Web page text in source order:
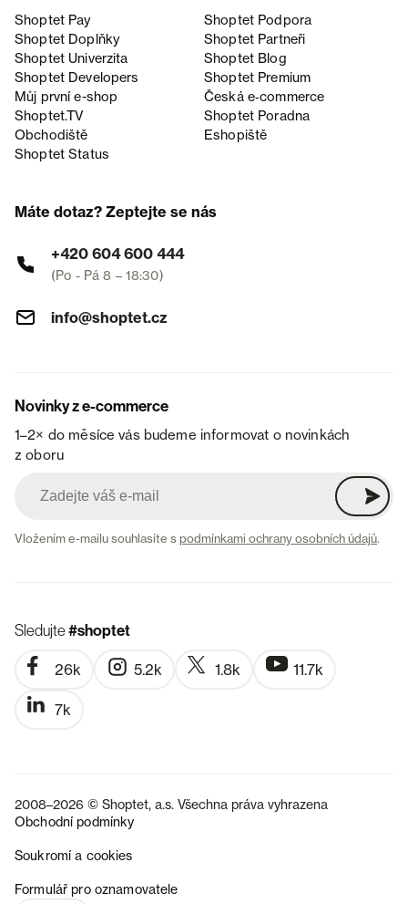
Shoptet Pay
Shoptet Podpora
Shoptet Doplňky
Shoptet Partneři
Shoptet Univerzita
Shoptet Blog
Shoptet Developers
Shoptet Premium
Můj první e-shop
Česká e‑commerce
Shoptet.TV
Shoptet Poradna
Obchodiště
Eshopiště
Shoptet Status
Máte dotaz? Zeptejte se nás
+420 604 600 444
(Po - Pá 8 – 18:30)
info@shoptet.cz
Novinky z e-commerce
1–2× do měsíce vás budeme informovat o novinkách
z oboru
Vložením e-mailu souhlasíte spodmínkami ochrany osobních údajů.
Sledujte#shoptet
26k 5.2k 1.8k 11.7k
7k
2008–2026 © Shoptet, a.s. Všechna práva vyhrazena
Obchodní podmínky
Soukromí a cookies
Formulář pro oznamovatele